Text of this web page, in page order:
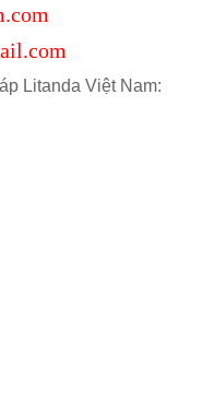
Litanda Việt Nam: